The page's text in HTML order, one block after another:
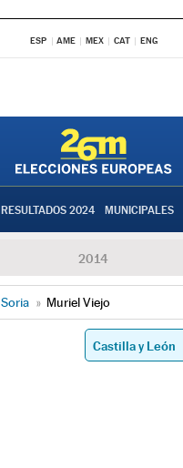
ESP AME MEX CAT ENG
RESULTADOS 2024 MUNICIPALES
2014
Soria » Muriel Viejo